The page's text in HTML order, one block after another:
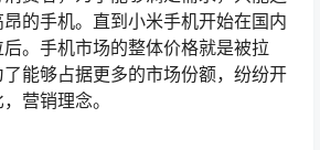
的手机。直到小米手机开始在国内
。手机市场的整体价格就是被拉
能够占据更多的市场份额，纷纷开
营销理念。